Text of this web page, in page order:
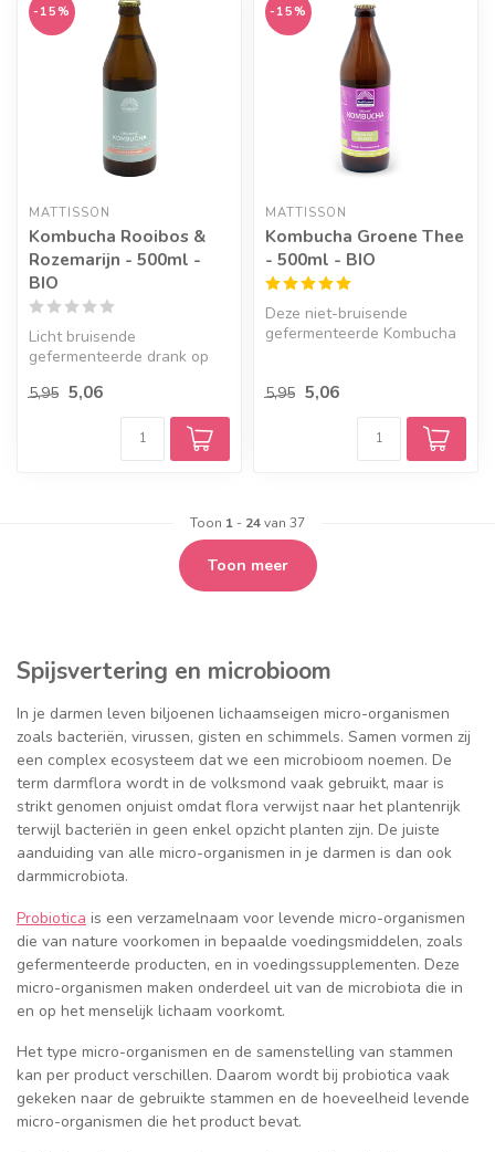
Geef een seintje
-15%
MATTISSON
Kombucha Rooibos &
Rozemarijn - 500ml -
BIO
Licht bruisende
gefermenteerde drank op
aangevuld met ee...
5,95 5,06
-15%
MATTISSON
Kombucha Groene Thee
- 500ml - BIO
Deze niet-bruisende
gefermenteerde Kombucha
5,95 5,06
Toon 1 - 24van 37
Toon meer
Spijsvertering en microbioom
In je darmen leven biljoenen lichaamseigen micro-organismen
zoals bacteriën, virussen, gisten en schimmels. Samen vormen zij
een complex ecosysteem dat we een microbioom noemen. De
term darmflora wordt in de volksmond vaak gebruikt, maar is
strikt genomen onjuist omdat flora verwijst naar het plantenrijk
terwijl bacteriën in geen enkel opzicht planten zijn. De juiste
aanduiding van alle micro-organismen in je darmen is dan ook
darmmicrobiota.
Probiotica is een verzamelnaam voor levende micro-organismen
die van nature voorkomen in bepaalde voedingsmiddelen, zoals
gefermenteerde producten, en in voedingssupplementen. Deze
micro-organismen maken onderdeel uit van de microbiota die in
en op het menselijk lichaam voorkomt.
Het type micro-organismen en de samenstelling van stammen
kan per product verschillen. Daarom wordt bij probiotica vaak
gekeken naar de gebruikte stammen en de hoeveelheid levende
micro-organismen die het product bevat.